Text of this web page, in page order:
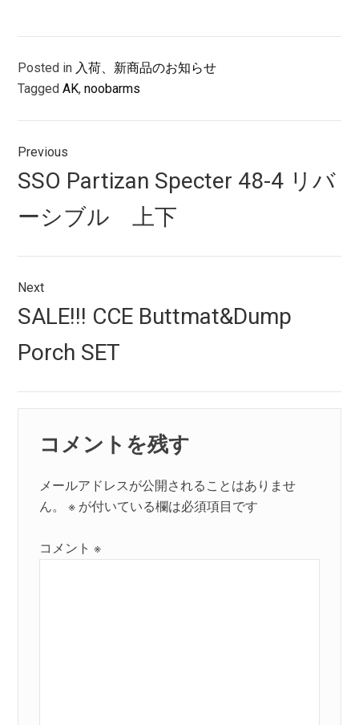
Posted in 入荷、新商品のお知らせ
TaggedAK,noobarms
投
稿
ナ
ビ
ゲ
ー
シ
ョ
Previous
Previous
post:
SSO Partizan Specter 48-4 リバ
ーシブル 上下
Next
Next
post:
SALE!!! CCE Buttmat&Dump
Porch SET
コメントを残す
メールアドレスが公開されることはありませ
ん。
※ が付いている欄は必須項目です
コメント※